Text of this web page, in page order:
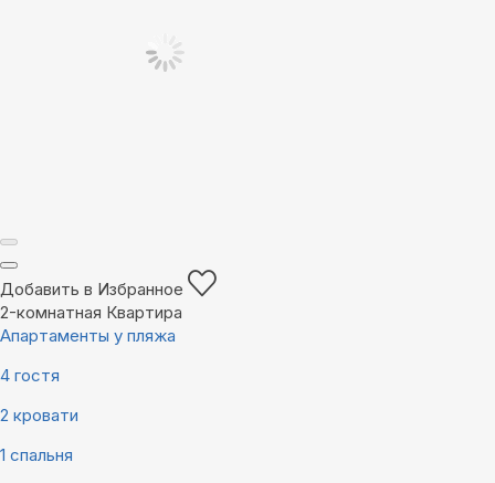
Добавить в Избранное
2-комнатная Квартира
Апартаменты у пляжа
4 гостя
2 кровати
1 спальня